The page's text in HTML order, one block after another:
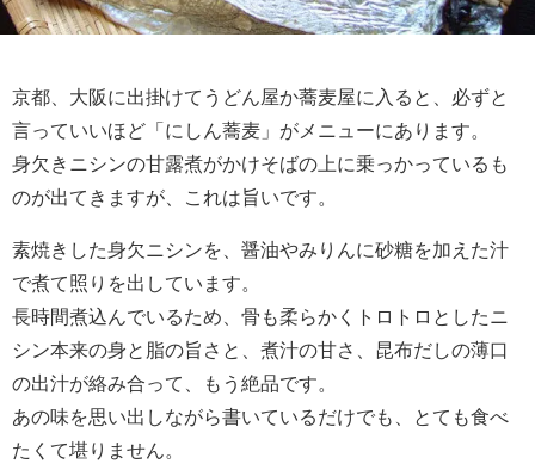
京都、大阪に出掛けてうどん屋か蕎麦屋に入ると、必ずと
言っていいほど「にしん蕎麦」がメニューにあります。
身欠きニシンの甘露煮がかけそばの上に乗っかっているも
のが出てきますが、これは旨いです。
素焼きした身欠ニシンを、醤油やみりんに砂糖を加えた汁
で煮て照りを出しています。
長時間煮込んでいるため、骨も柔らかくトロトロとしたニ
シン本来の身と脂の旨さと、煮汁の甘さ、昆布だしの薄口
の出汁が絡み合って、もう絶品です。
あの味を思い出しながら書いているだけでも、とても食べ
たくて堪りません。